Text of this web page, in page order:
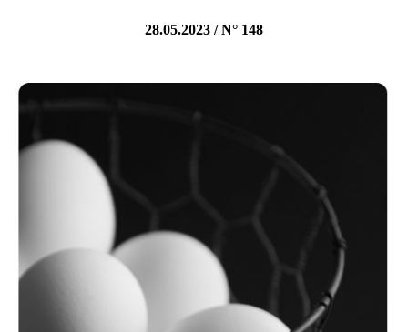
28.05.2023 / N° 148